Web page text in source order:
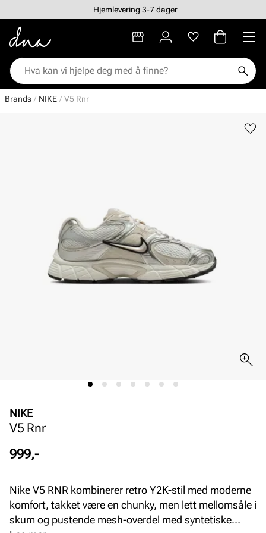
Hjemlevering 3-7 dager
Brands NIKE V5 Rnr
NIKE
V5 Rnr
Pris
999,-
Nike V5 RNR kombinerer retro Y2K-stil med moderne
komfort, takket være en chunky, men lett mellomsåle i
skum og pustende mesh-overdel med syntetiske